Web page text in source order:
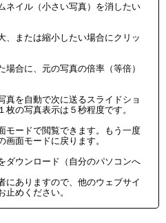
ネイル（小さい写真）を消したい
、または縮小したい場合にクリッ
場合に、元の写真の倍率（等倍）
真を自動で次に送るスライドショ
枚の写真表示は５秒程度です。
モードで閲覧できます。もう一度
画面モードに戻ります。
ダウンロード（自分のパソコンへ
にありますので、他のウェブサイ
止めください。